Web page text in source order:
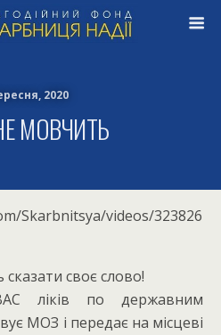
2020
МОВЧИТЬ
Skarbnitsya/videos/323826
сказати своє слово!
ліків по державним
МОЗ і передає на місцеві